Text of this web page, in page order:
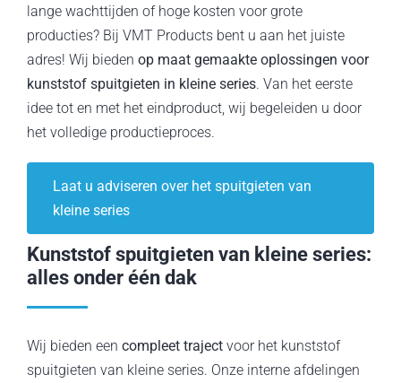
Vacatures
Over ons
Contact
lange wachttijden of hoge kosten voor grote
producties? Bij VMT Products bent u aan het juiste
adres! Wij bieden op maat gemaakte oplossingen voor
kunststof spuitgieten in kleine series. Van het eerste
idee tot en met het eindproduct, wij begeleiden u door
het volledige productieproces.
Laat u adviseren over het spuitgieten van
kleine series
Kunststof spuitgieten van kleine series:
alles onder één dak
Wij bieden een compleet trajectvoor het kunststof
spuitgieten van kleine series. Onze interne afdelingen